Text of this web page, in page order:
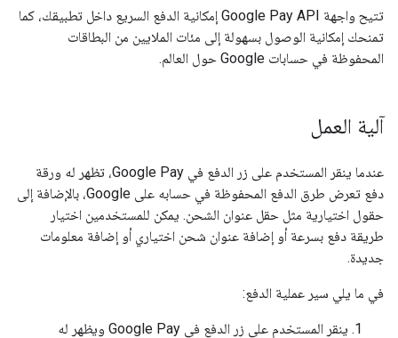
تتيح واجهة Google Pay API إمكانية الدفع السريع داخل تطبيقك، كما
تمنحك إمكانية الوصول بسهولة إلى مئات الملايين من البطاقات
المحفوظة في حسابات Google حول العالم.
آلية العمل
عندما ينقر المستخدم على زر الدفع في Google Pay، تظهر له ورقة
دفع تعرض طرق الدفع المحفوظة في حسابه على Google، بالإضافة إلى
حقول اختيارية مثل حقل عنوان الشحن. يمكن للمستخدمين اختيار
طريقة دفع بسرعة أو إضافة عنوان شحن اختياري أو إضافة معلومات
جديدة.
في ما يلي سير عملية الدفع:
ينقر المستخدم على زر الدفع في Google Pay ويظهر له